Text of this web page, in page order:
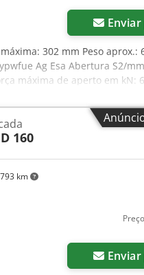
302 mm Peso aprox.:
Ag Esa Abertura S2/
máxima de aperto em kN:
Largura das
de fixação - Sem chave
km
160